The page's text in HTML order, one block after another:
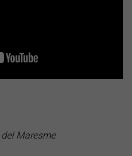
Maresme